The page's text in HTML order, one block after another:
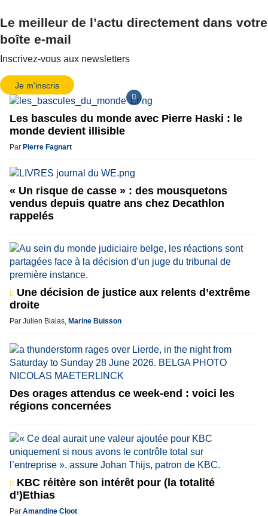
Le meilleur de l’actu directement dans votre
boîte e-mail
Inscrivez-vous aux newsletters
Je m'inscris
Les bascules du monde avec Pierre Haski : le
monde devient illisible
Par Pierre Fagnart
« Un risque de casse » : des mousquetons
vendus depuis quatre ans chez Decathlon
rappelés
Une décision de justice aux relents d’extrême
droite
Par Julien Bialas, Marine Buisson
Des orages attendus ce week-end : voici les
régions concernées
KBC réitère son intérêt pour (la totalité
d’)Ethias
Par Amandine Cloot